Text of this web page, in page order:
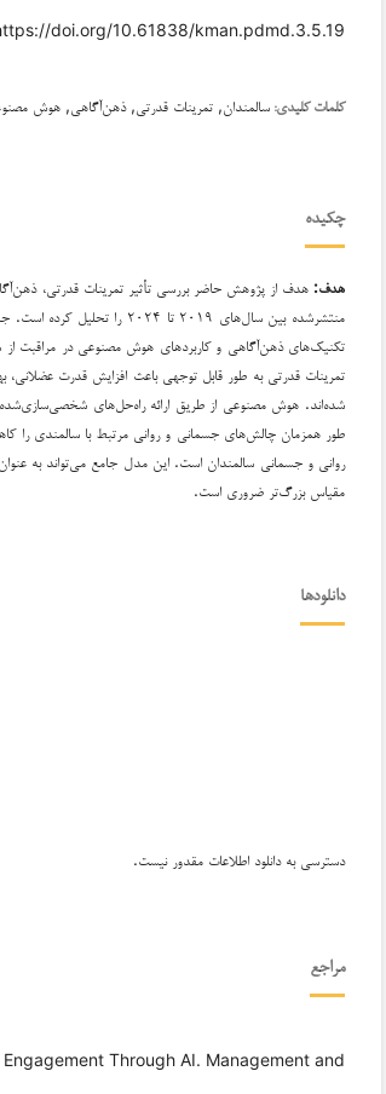
doi.org/10.61838/kman.pdmd.3.5.19
کلمات کلیدی: سالمندان, تمرینات قدرتی, ذهن‌آگاهی, هوش
چکیده
هدف: هدف از پژوهش حاضر بررسی تأثیر تمرینات قدرتی،
تکنیک‌های ذهن‌آگاهی و کاربردهای هوش مصنوعی در مراقبت از
تمرینات قدرتی به طور قابل توجهی باعث افزایش قدرت
شده‌اند. هوش مصنوعی از طریق ارائه راه‌حل‌های شخصی‌سازی‌شده،
طور همزمان چالش‌های جسمانی و روانی مرتبط با سالمندی را
روانی و جسمانی سالمندان است. این مدل جامع می‌تواند به عنوان
مقیاس بزرگ‌تر ضروری است.
دانلودها
دسترسی به دانلود اطلاعات مقدور نیست.
مراجع
Through AI. Management and